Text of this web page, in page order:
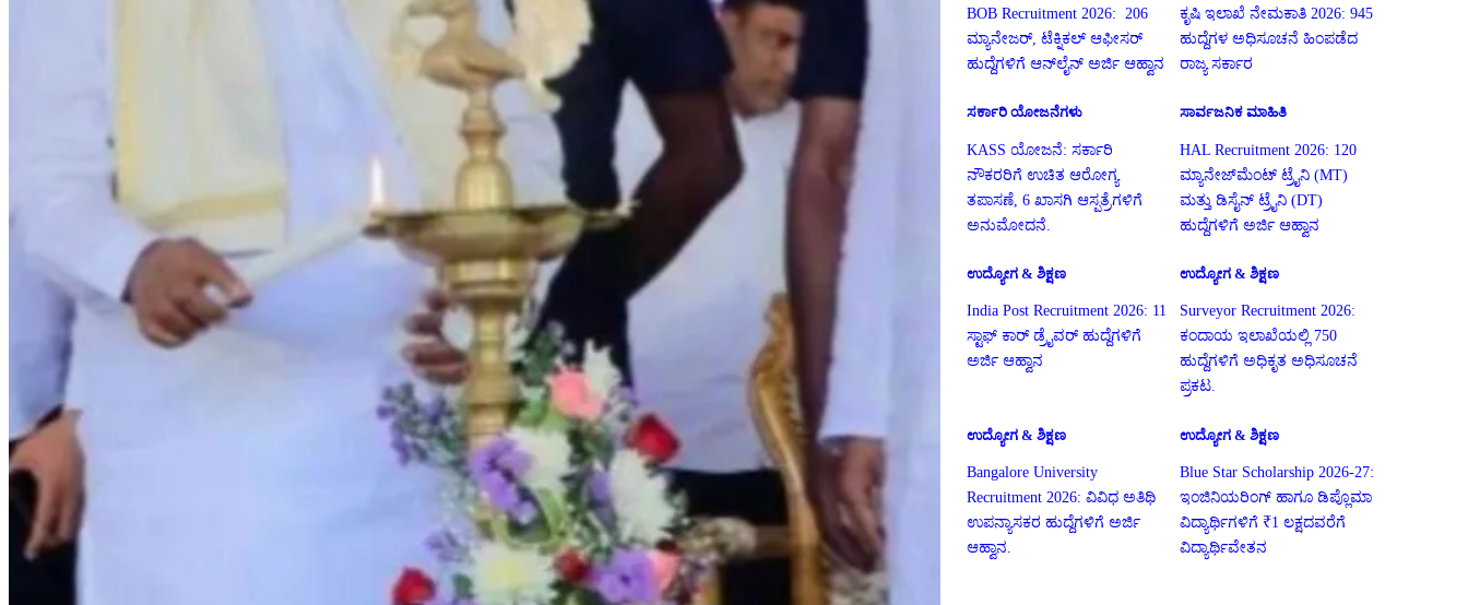
BOB Recruitment 2026: 206
ಮ್ಯಾನೇಜರ್, ಟೆಕ್ನಿಕಲ್ ಆಫೀಸರ್
ಹುದ್ದೆಗಳಿಗೆ ಆನ್‌ಲೈನ್ ಅರ್ಜಿ ಆಹ್ವಾನ
ಕೃಷಿ ಇಲಾಖೆ ನೇಮಕಾತಿ 2026: 945
ಹುದ್ದೆಗಳ ಅಧಿಸೂಚನೆ ಹಿಂಪಡೆದ
ರಾಜ್ಯ ಸರ್ಕಾರ
ಸರ್ಕಾರಿ ಯೋಜನೆಗಳು
KASS ಯೋಜನೆ: ಸರ್ಕಾರಿ
ನೌಕರರಿಗೆ ಉಚಿತ ಆರೋಗ್ಯ
ತಪಾಸಣೆ, 6 ಖಾಸಗಿ ಆಸ್ಪತ್ರೆಗಳಿಗೆ
ಅನುಮೋದನೆ.
ಸಾರ್ವಜನಿಕ ಮಾಹಿತಿ
HAL Recruitment 2026: 120
ಮ್ಯಾನೇಜ್‌ಮೆಂಟ್ ಟ್ರೈನಿ (MT)
ಮತ್ತು ಡಿಸೈನ್ ಟ್ರೈನಿ (DT)
ಹುದ್ದೆಗಳಿಗೆ ಅರ್ಜಿ ಆಹ್ವಾನ
ಉದ್ಯೋಗ & ಶಿಕ್ಷಣ
India Post Recruitment 2026: 11
ಸ್ಟಾಫ್ ಕಾರ್ ಡ್ರೈವರ್ ಹುದ್ದೆಗಳಿಗೆ
ಅರ್ಜಿ ಆಹ್ವಾನ
ಉದ್ಯೋಗ & ಶಿಕ್ಷಣ
Surveyor Recruitment 2026:
ಕಂದಾಯ ಇಲಾಖೆಯಲ್ಲಿ 750
ಹುದ್ದೆಗಳಿಗೆ ಅಧಿಕೃತ ಅಧಿಸೂಚನೆ
ಪ್ರಕಟ.
ಉದ್ಯೋಗ & ಶಿಕ್ಷಣ
Bangalore University
Recruitment 2026: ವಿವಿಧ ಅತಿಥಿ
ಉಪನ್ಯಾಸಕರ ಹುದ್ದೆಗಳಿಗೆ ಅರ್ಜಿ
ಆಹ್ವಾನ.
ಉದ್ಯೋಗ & ಶಿಕ್ಷಣ
Blue Star Scholarship 2026-27:
ಇಂಜಿನಿಯರಿಂಗ್ ಹಾಗೂ ಡಿಪ್ಲೊಮಾ
ವಿದ್ಯಾರ್ಥಿಗಳಿಗೆ ₹1 ಲಕ್ಷದವರೆಗೆ
ವಿದ್ಯಾರ್ಥಿವೇತನ